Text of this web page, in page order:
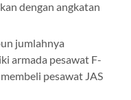
dengan angkatan
jumlahnya
armada pesawat F-
pesawat JAS